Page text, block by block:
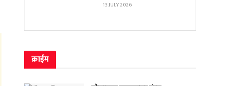
13 JULY 2026
क्राईम